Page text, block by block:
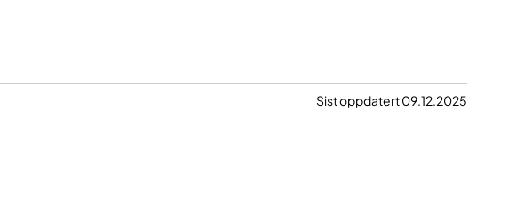
Sist oppdatert 09.12.2025